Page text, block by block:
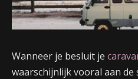
Wanneer je besluit je
waarschijnlijk vooral aan